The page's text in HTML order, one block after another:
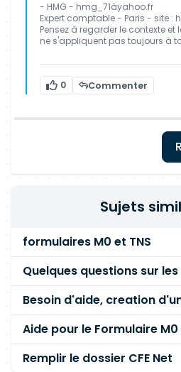
- HMG - hmg_71àyahoo.fr
Expert comptable - Paris - site :
Pensez à regarder le contexte et
ne s'appliquent pas toujours à
0 Commenter
Sujets
formulaires M0 et TNS
Besoin d'aide, creation
Aide pour le Formulaire
Remplir le dossier CFE Net